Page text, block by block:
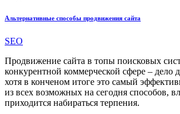
Альтернативные способы продвижения сайта
SEO
Продвижение сайта в топы поисковых
конкурентной коммерческой сфере – дело
хотя в конченом итоге это самый
из всех возможных на сегодня способов,
приходится набираться терпения.